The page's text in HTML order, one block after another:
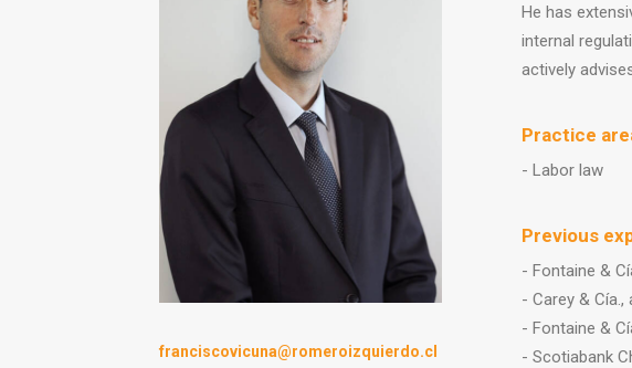
franciscovicuna@romeroizquierdo.cl
He has
internal
actively
Practice
- Labor law
Previous
- Fontaine &
- Carey &
- Fontaine &
- Scotiabank